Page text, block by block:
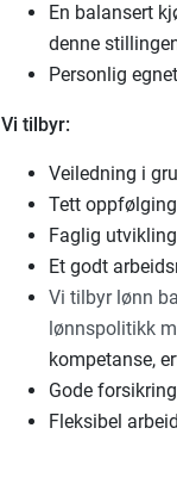
En balansert
denne
Personlig
Vi tilbyr:
Veiledning i
Tett
Faglig
Et godt
Vi tilbyr lønn
lønnspolitikk
kompetanse,
Gode
Fleksibel